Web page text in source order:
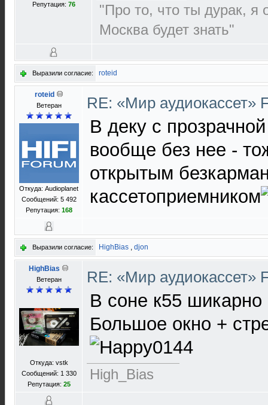
Репутация: 76
"Про то, что ты дурак, я
Москва будет знать"
Выразили согласие: roteid
roteid
Ветеран
Откуда: Audioplanet
Сообщений: 5 492
Репутация: 168
RE: «Мир аудиокассет»
В деку с
вообще без нее -
открытым
кассетоприемником
Выразили согласие: HighBias , djon
HighBias
Ветеран
Откуда: vstk
Сообщений: 1 330
Репутация: 25
RE: «Мир аудиокассет»
В соне к55 шикарно
Большое окно +
High_Bias